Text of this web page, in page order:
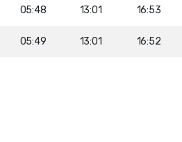
05:48 13:01 16:53
05:49 13:01 16:52